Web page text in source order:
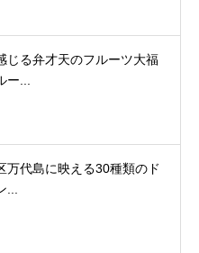
じる弁才天のフルーツ大福
ー...
万代島に映える30種類のド